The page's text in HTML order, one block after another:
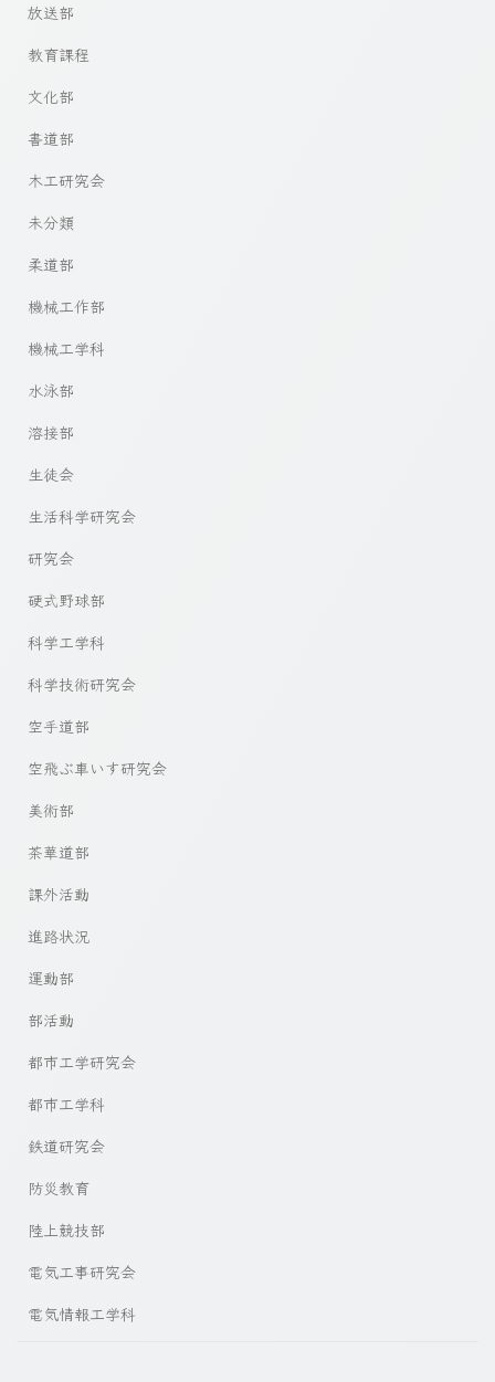
放送部
教育課程
文化部
書道部
木工研究会
未分類
柔道部
機械工作部
機械工学科
水泳部
溶接部
生徒会
生活科学研究会
研究会
硬式野球部
科学工学科
科学技術研究会
空手道部
空飛ぶ車いす研究会
美術部
茶華道部
課外活動
進路状況
運動部
部活動
都市工学研究会
都市工学科
鉄道研究会
防災教育
陸上競技部
電気工事研究会
電気情報工学科